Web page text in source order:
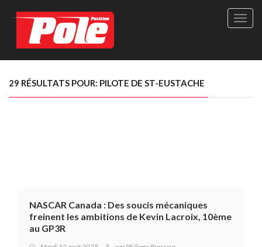
Site
Le
29 RÉSULTATS POUR: PILOTE DE ST-EUSTACHE
NASCAR Canada : Des soucis mécaniques
freinent les ambitions de Kevin Lacroix, 10ème
au GP3R